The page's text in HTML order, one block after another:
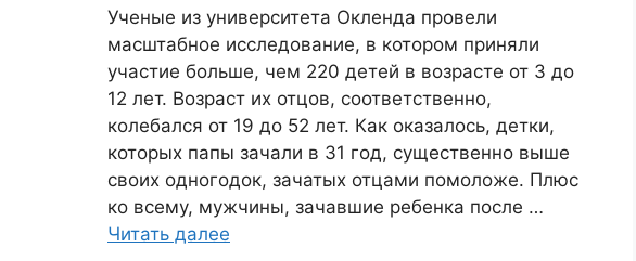
Ученые из университета Окленда провели
масштабное исследование, в котором приняли
участие больше, чем 220 детей в возрасте от 3 до
12 лет. Возраст их отцов, соответственно,
колебался от 19 до 52 лет. Как оказалось, детки,
которых папы зачали в 31 год, существенно выше
своих одногодок, зачатых отцами помоложе. Плюс
ко всему, мужчины, зачавшие ребенка после …
Читать далее